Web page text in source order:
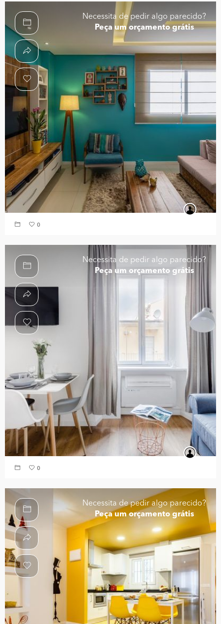
Necessita de pedir algo parecido?
Peça um orçamento grátis
0
Necessita de pedir algo parecido?
Peça um orçamento grátis
0
Necessita de pedir algo parecido?
Peça um orçamento grátis